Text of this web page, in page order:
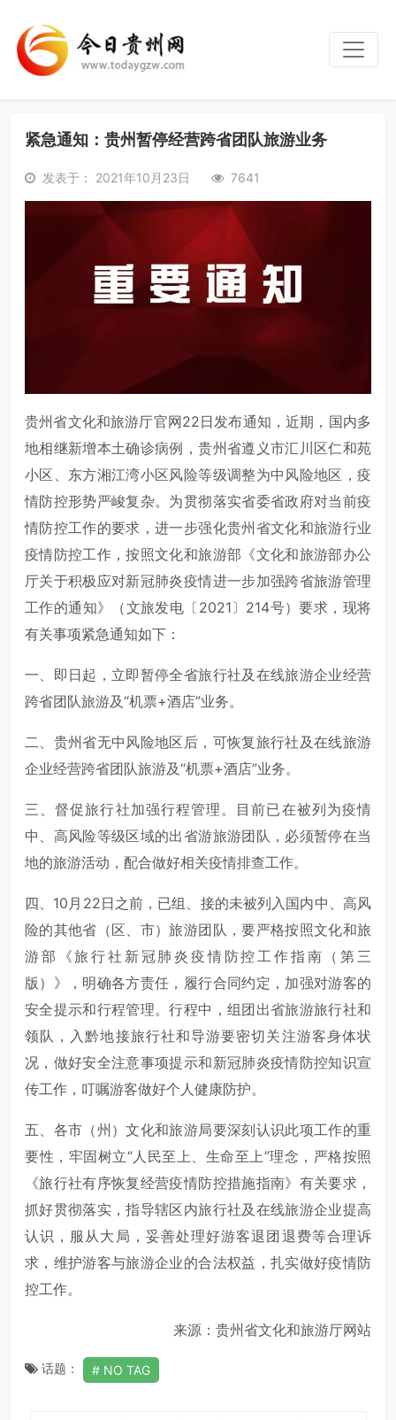
紧急通知：贵州暂停经营跨省团队旅游业务
发表于： 2021年10月23日 7641
贵州省文化和旅游厅官网22日发布通知，近期，国内多
地相继新增本土确诊病例，贵州省遵义市汇川区仁和苑
小区、东方湘江湾小区风险等级调整为中风险地区，疫
情防控形势严峻复杂。为贯彻落实省委省政府对当前疫
情防控工作的要求，进一步强化贵州省文化和旅游行业
疫情防控工作，按照文化和旅游部《文化和旅游部办公
厅关于积极应对新冠肺炎疫情进一步加强跨省旅游管理
工作的通知》（文旅发电〔2021〕214号）要求，现将
有关事项紧急通知如下：
一、即日起，立即暂停全省旅行社及在线旅游企业经营
跨省团队旅游及“机票+酒店”业务。
二、贵州省无中风险地区后，可恢复旅行社及在线旅游
企业经营跨省团队旅游及“机票+酒店”业务。
三、督促旅行社加强行程管理。目前已在被列为疫情
中、高风险等级区域的出省游旅游团队，必须暂停在当
地的旅游活动，配合做好相关疫情排查工作。
四、10月22日之前，已组、接的未被列入国内中、高风
险的其他省（区、市）旅游团队，要严格按照文化和旅
游部《旅行社新冠肺炎疫情防控工作指南（第三
版）》，明确各方责任，履行合同约定，加强对游客的
安全提示和行程管理。行程中，组团出省旅游旅行社和
领队，入黔地接旅行社和导游要密切关注游客身体状
况，做好安全注意事项提示和新冠肺炎疫情防控知识宣
传工作，叮嘱游客做好个人健康防护。
五、各市（州）文化和旅游局要深刻认识此项工作的重
要性，牢固树立“人民至上、生命至上”理念，严格按照
《旅行社有序恢复经营疫情防控措施指南》有关要求，
抓好贯彻落实，指导辖区内旅行社及在线旅游企业提高
认识，服从大局，妥善处理好游客退团退费等合理诉
求，维护游客与旅游企业的合法权益，扎实做好疫情防
控工作。
来源：贵州省文化和旅游厅网站
话题： NO TAG